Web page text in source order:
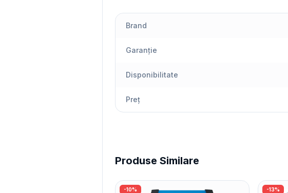
Brand
Garanție
Disponibilitate
Preț
Produse Similare
-10% -13%